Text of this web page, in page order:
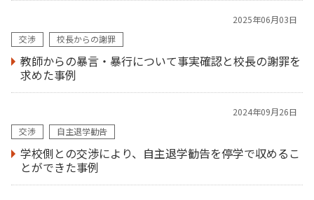
2025年06月03日
交渉
校長からの謝罪
教師からの暴言・暴行について事実確認と校長の謝罪を
求めた事例
2024年09月26日
交渉
自主退学勧告
学校側との交渉により、自主退学勧告を停学で収めるこ
とができた事例